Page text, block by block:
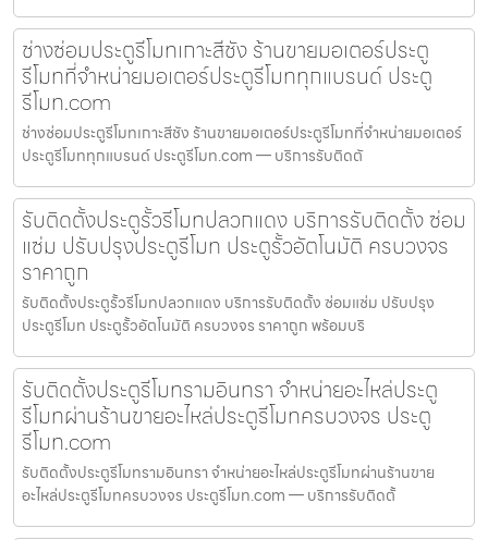
ช่างซ่อมประตูรีโมทเกาะสีชัง ร้านขายมอเตอร์ประตู
รีโมทที่จำหน่ายมอเตอร์ประตูรีโมททุกแบรนด์ ประตู
รีโมท.com
ช่างซ่อมประตูรีโมทเกาะสีชัง ร้านขายมอเตอร์ประตูรีโมทที่จำหน่ายมอเตอร์
ประตูรีโมททุกแบรนด์ ประตูรีโมท.com — บริการรับติดตั
รับติดตั้งประตูรั้วรีโมทปลวกแดง บริการรับติดตั้ง ซ่อม
แซ่ม ปรับปรุงประตูรีโมท ประตูรั้วอัตโนมัติ ครบวงจร
ราคาถูก
รับติดตั้งประตูรั้วรีโมทปลวกแดง บริการรับติดตั้ง ซ่อมแซ่ม ปรับปรุง
ประตูรีโมท ประตูรั้วอัตโนมัติ ครบวงจร ราคาถูก พร้อมบริ
รับติดตั้งประตูรีโมทรามอินทรา จำหน่ายอะไหล่ประตู
รีโมทผ่านร้านขายอะไหล่ประตูรีโมทครบวงจร ประตู
รีโมท.com
รับติดตั้งประตูรีโมทรามอินทรา จำหน่ายอะไหล่ประตูรีโมทผ่านร้านขาย
อะไหล่ประตูรีโมทครบวงจร ประตูรีโมท.com — บริการรับติดตั้